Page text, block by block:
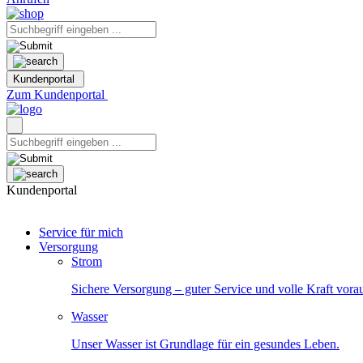
Kundenportal
Zum Kundenportal
Kundenportal
Service für mich
Versorgung
Strom
Sichere Versorgung – guter Service und volle Kraft
Wasser
Unser Wasser ist Grundlage für ein gesundes Leben.